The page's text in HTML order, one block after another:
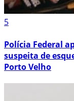
5
Polícia Federal
suspeita de
Porto Velho